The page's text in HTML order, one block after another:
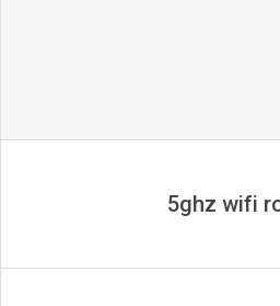
5ghz wifi